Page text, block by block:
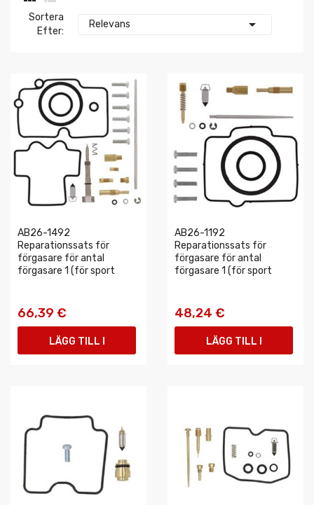
Sortera
Efter:
Relevans 
AB26-1492
Reparationssats för
förgasare för antal
förgasare 1 (för sport
66,39 €
LÄGG TILL I
AB26-1192
Reparationssats för
förgasare för antal
förgasare 1 (för sport
48,24 €
LÄGG TILL I